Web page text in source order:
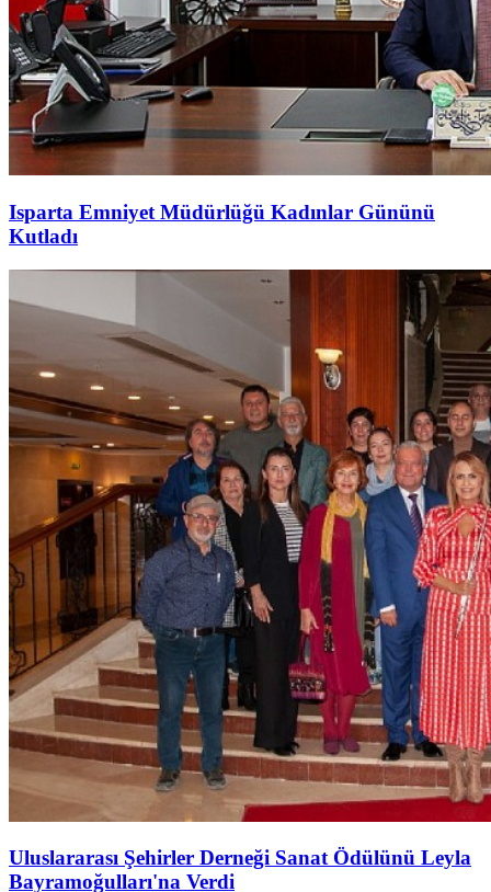
Isparta Emniyet Müdürlüğü Kadınlar Gününü
Kutladı
Uluslararası Şehirler Derneği Sanat Ödülünü Leyla
Bayramoğulları'na Verdi